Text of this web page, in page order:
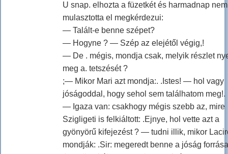
U snap. elhozta a füzetkét és harmadnap nem
mulasztotta el megkérdezui:
— Talált-e benne szépet?
— Hogyne ? — Szép az elejétől végig,!
— De . mégis, mondja csak, melyik részlet
meg a. tetszését ?
;— Mikor Mari azt mondja:. .Istes! — hol vagy
jóságoddal, hogy sehol sem találhatom meg!.
— Igaza van: csakhogy mégis szebb az, mire
Szigligeti is felkiáltott: .Ejnye, hol vette azt a
gyönyörű kifejezést ? — tudni illik, mikor
mondják: .Sir: megeredt benne a jóság